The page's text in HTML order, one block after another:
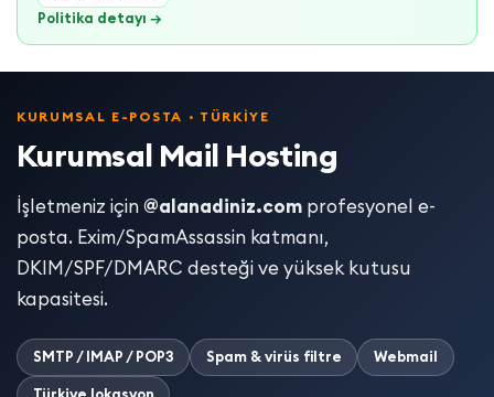
Politika detayı →
KURUMSAL E-POSTA · TÜRKIYE
Kurumsal Mail Hosting
İşletmeniz için@alanadiniz.com profesyonel e-
posta. Exim/SpamAssassin katmanı,
DKIM/SPF/DMARC desteği ve yüksek kutusu
kapasitesi.
SMTP / IMAP / POP3 Spam & virüs filtre
Webmail